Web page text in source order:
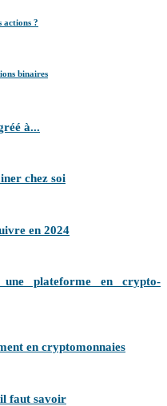
actions ?
binaires
à...
chez soi
en 2024
plateforme en crypto-
en cryptomonnaies
faut savoir